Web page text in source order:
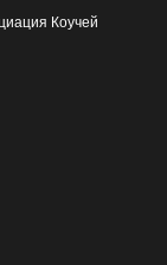
Коучей